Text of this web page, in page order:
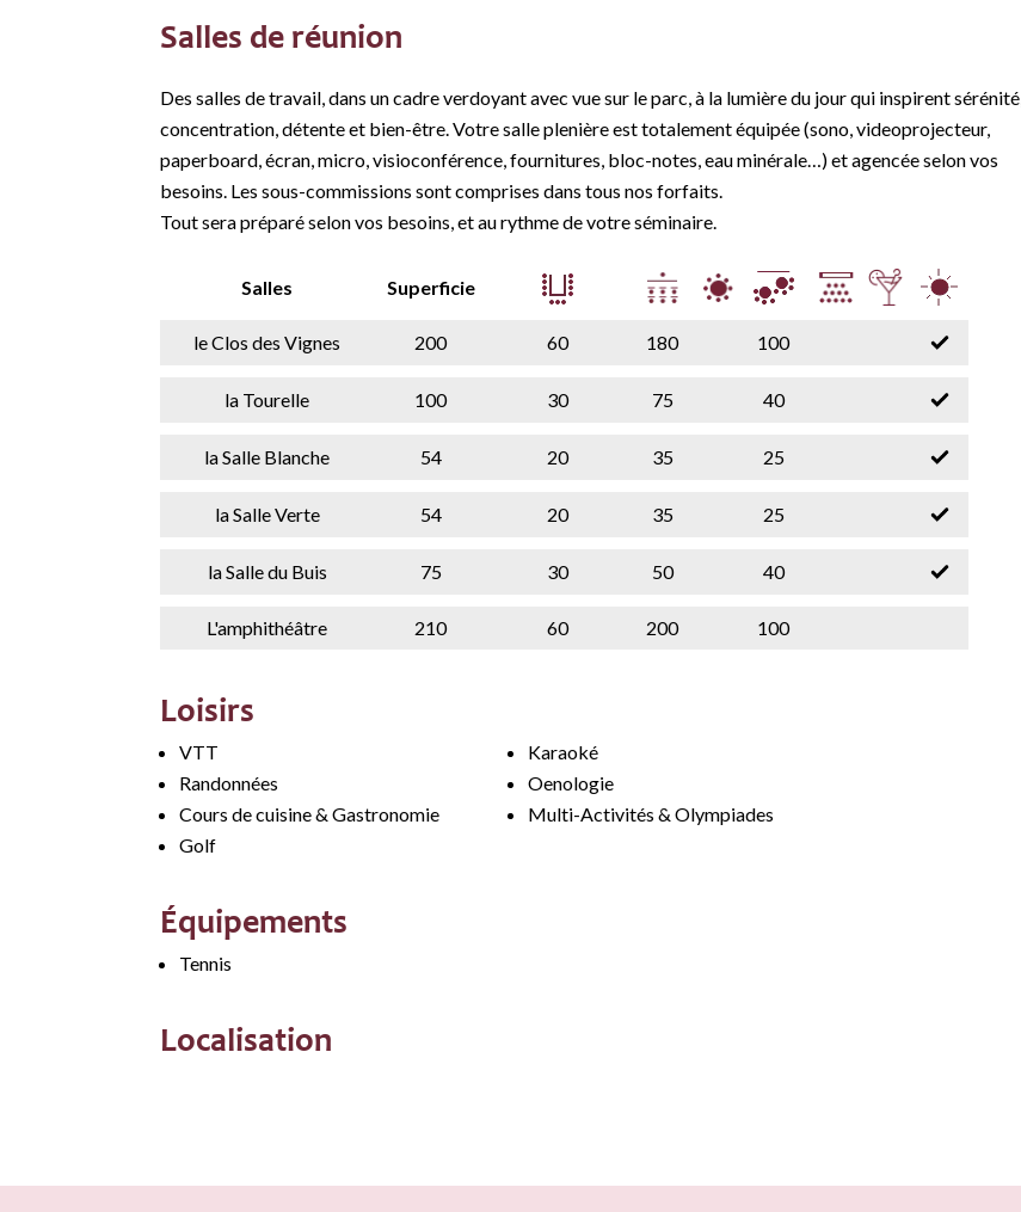
Salles de réunion
Des salles de travail, dans un cadre verdoyant avec vue sur le parc, à la lumière du jour qui inspirent sérénité,
concentration, détente et bien-être. Votre salle plenière est totalement équipée (sono, videoprojecteur,
paperboard, écran, micro, visioconférence, fournitures, bloc-notes, eau minérale…) et agencée selon vos
besoins. Les sous-commissions sont comprises dans tous nos forfaits.
Tout sera préparé selon vos besoins, et au rythme de votre séminaire.
Salles Superficie
le Clos des Vignes 200 60 180 100
la Tourelle 100 30 75 40
la Salle Blanche 54 20 35 25
la Salle Verte 54 20 35 25
la Salle du Buis 75 30 50 40
L'amphithéâtre 210 60 200 100
Loisirs
VTT
Karaoké
Randonnées
Oenologie
Cours de cuisine & Gastronomie
Multi-Activités & Olympiades
Golf
Équipements
Tennis
Localisation